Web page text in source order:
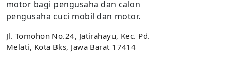
motor bagi pengusaha dan calon
pengusaha cuci mobil dan motor.
Jl. Tomohon No.24, Jatirahayu, Kec. Pd.
Melati, Kota Bks, Jawa Barat 17414